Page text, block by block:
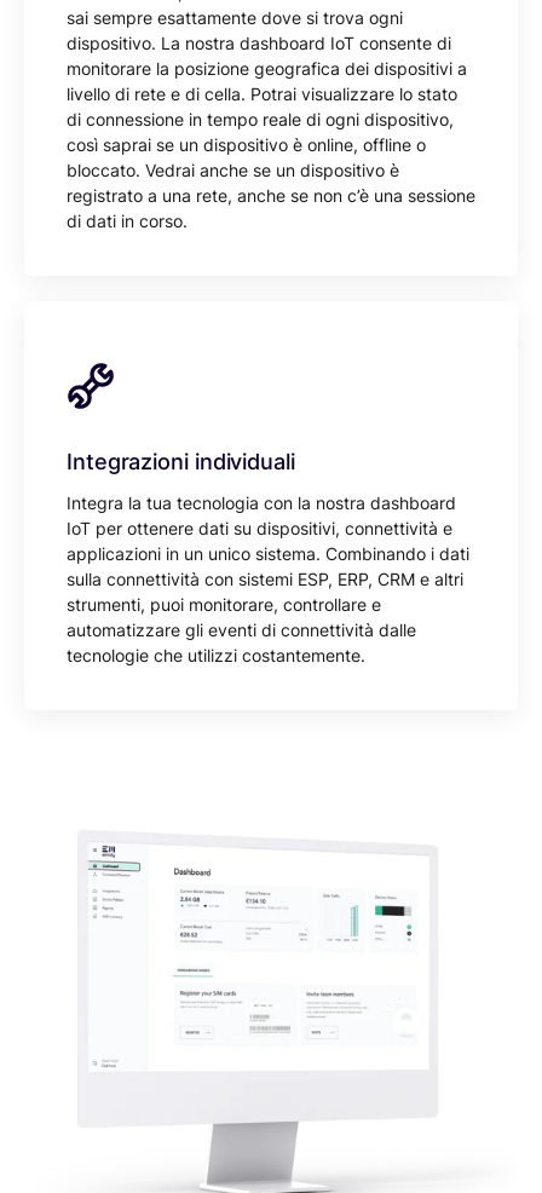
sai sempre esattamente dove si trova ogni
dispositivo. La nostra dashboard IoT consente di
monitorare la posizione geografica dei dispositivi a
livello di rete e di cella. Potrai visualizzare lo stato
di connessione in tempo reale di ogni dispositivo,
così saprai se un dispositivo è online, offline o
bloccato. Vedrai anche se un dispositivo è
registrato a una rete, anche se non c’è una sessione
di dati in corso.
Integrazioni individuali
Integra la tua tecnologia con la nostra dashboard
IoT per ottenere dati su dispositivi, connettività e
applicazioni in un unico sistema. Combinando i dati
sulla connettività con sistemi ESP, ERP, CRM e altri
strumenti, puoi monitorare, controllare e
automatizzare gli eventi di connettività dalle
tecnologie che utilizzi costantemente.